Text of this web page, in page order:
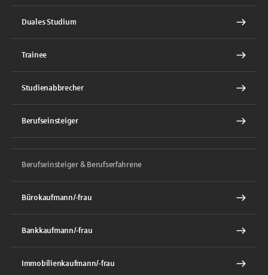
Duales Studium
Trainee
Studienabbrecher
Berufseinsteiger
Berufseinsteiger & Berufserfahrene
Bürokaufmann/-frau
Bankkaufmann/-frau
Immobilienkaufmann/-frau